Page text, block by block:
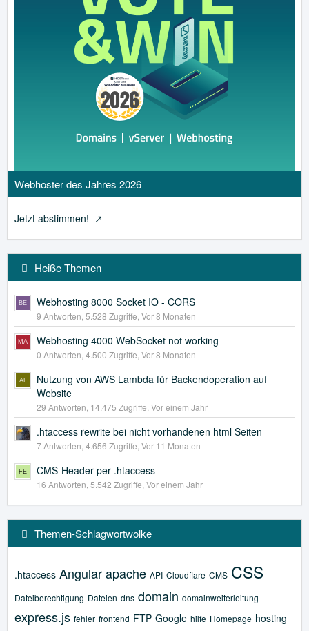
Webhoster des Jahres 2026
Jetzt abstimmen!
Heiße Themen
Webhosting 8000 Socket IO - CORS
9 Antworten, 5.528 Zugriffe, Vor 8 Monaten
Webhosting 4000 WebSocket not working
0 Antworten, 4.500 Zugriffe, Vor 8 Monaten
Nutzung von AWS Lambda für Backendoperation auf
Website
29 Antworten, 14.475 Zugriffe, Vor einem Jahr
.htaccess rewrite bei nicht vorhandenen html Seiten
7 Antworten, 4.656 Zugriffe, Vor 11 Monaten
CMS-Header per .htaccess
16 Antworten, 5.542 Zugriffe, Vor einem Jahr
Themen-Schlagwortwolke
.htaccess Angularapache API Cloudflare CMS CSS
Dateiberechtigung Dateien dns domain domainweiterleitung
express.js fehler frontend FTP Google hilfe Homepage hosting